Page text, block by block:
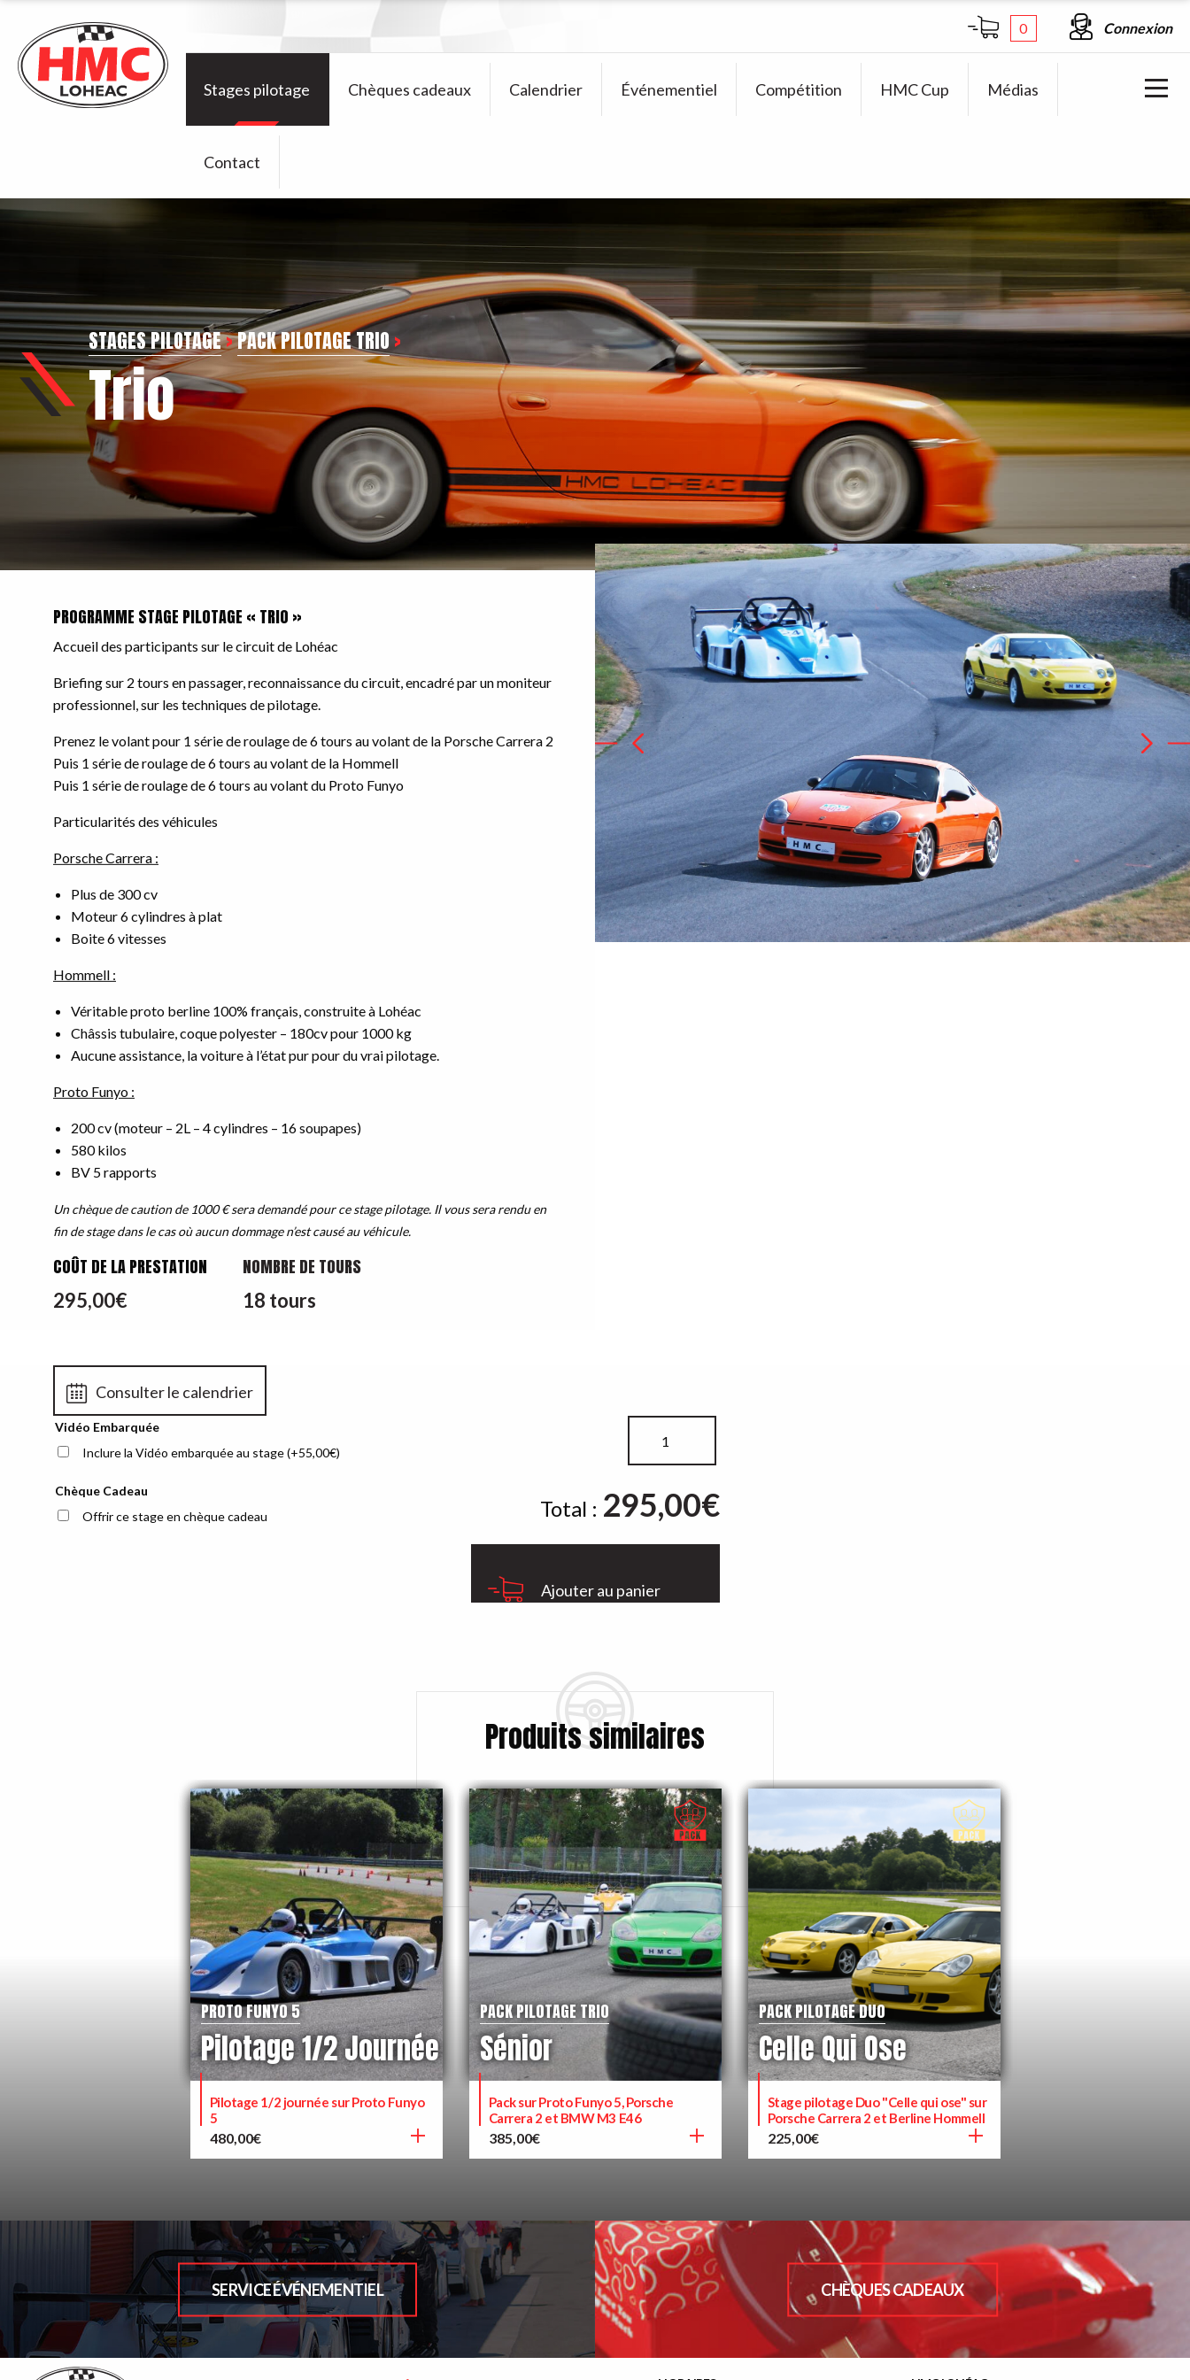
0 Connexion
Stages pilotage Chèques cadeaux Calendrier Événementiel Compétition HMC Cup Médias
Contact
STAGES PILOTAGE>PACK PILOTAGE TRIO >
Trio
PROGRAMME STAGE PILOTAGE « TRIO »
Accueil des participants sur le circuit de Lohéac
Briefing sur 2 tours en passager, reconnaissance du circuit, encadré par un moniteur
professionnel, sur les techniques de pilotage.
Prenez le volant pour 1 série de roulage de 6 tours au volant de la Porsche Carrera 2
Puis 1 série de roulage de 6 tours au volant de la Hommell
Puis 1 série de roulage de 6 tours au volant du Proto Funyo
Particularités des véhicules
Porsche Carrera :
Plus de 300 cv
Moteur 6 cylindres à plat
Boite 6 vitesses
Hommell :
Véritable proto berline 100% français, construite à Lohéac
Châssis tubulaire, coque polyester – 180cv pour 1000 kg
Aucune assistance, la voiture à l’état pur pour du vrai pilotage.
Proto Funyo :
200 cv (moteur – 2L – 4 cylindres – 16 soupapes)
580 kilos
BV 5 rapports
Un chèque de caution de 1000 € sera demandé pour ce stage pilotage. Il vous sera rendu en
fin de stage dans le cas où aucun dommage n’est causé au véhicule.
COÛT DE LA PRESTATION
295,00€
NOMBRE DE TOURS
18 tours
Consulter le calendrier
Vidéo Embarquée
Inclure la Vidéo embarquée au stage(+55,00€)
Chèque Cadeau
Offrir ce stage en chèque cadeau
Trio
Total : 295,00€
Ajouter au panier
Produits similaires
PROTO FUNYO 5
Pilotage 1/2 Journée
Pilotage 1/2 journée sur Proto Funyo
5
480,00€
PACK PILOTAGE TRIO
Sénior
Pack sur Proto Funyo 5, Porsche
Carrera 2 et BMW M3 E46
385,00€
PACK PILOTAGE DUO
Celle Qui Ose
Stage pilotage Duo "Celle qui ose" sur
Porsche Carrera 2 et Berline Hommell
225,00€
SERVICE ÉVÉNEMENTIEL CHÈQUES CADEAUX